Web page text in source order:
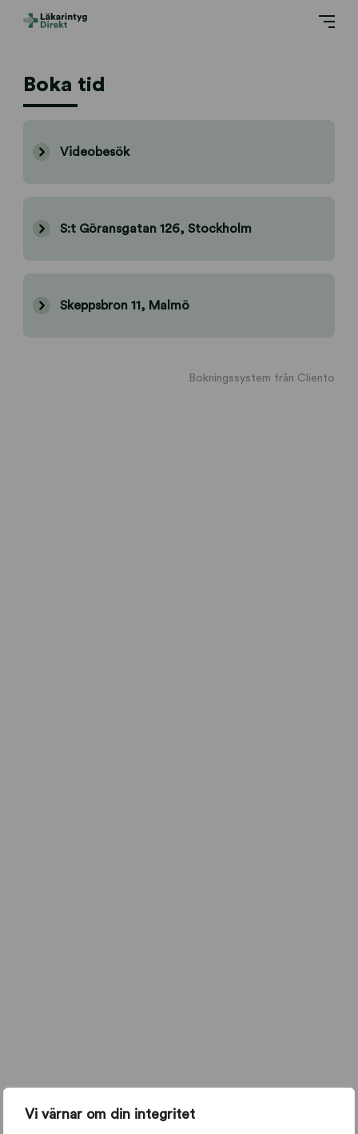
Vi värnar om din integritet
Boka tid
Videobesök
S:t Göransgatan 126, Stockholm
Skeppsbron 11, Malmö
Bokningssystem från Cliento